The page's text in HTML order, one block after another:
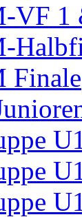
VF 1
Finale